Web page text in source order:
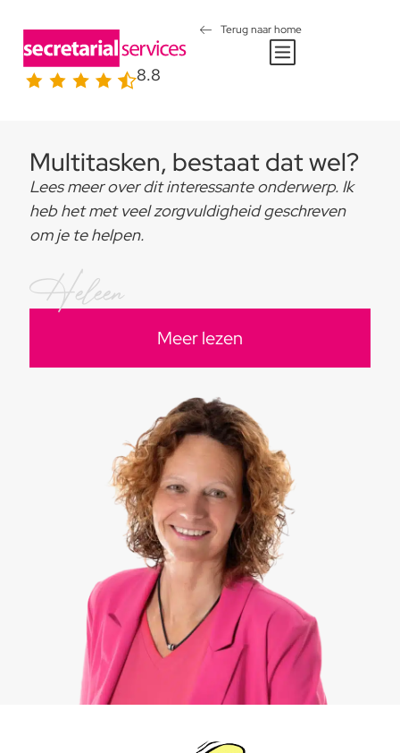
8.8
Terug naar home
Multitasken, bestaat dat wel?
Lees meer over dit interessante onderwerp. Ik
heb het met veel zorgvuldigheid geschreven
om je te helpen.
Meer lezen
Heleen